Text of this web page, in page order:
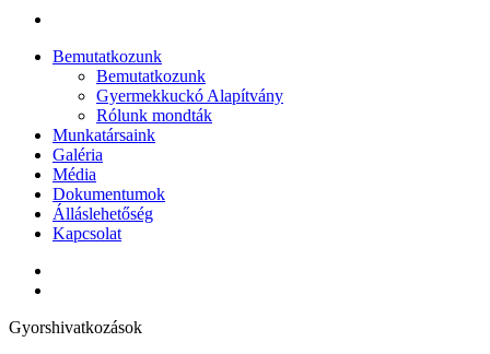
Bemutatkozunk
Bemutatkozunk
Gyermekkuckó Alapítvány
Rólunk mondták
Munkatársaink
Galéria
Média
Dokumentumok
Álláslehetőség
Kapcsolat
Gyorshivatkozások